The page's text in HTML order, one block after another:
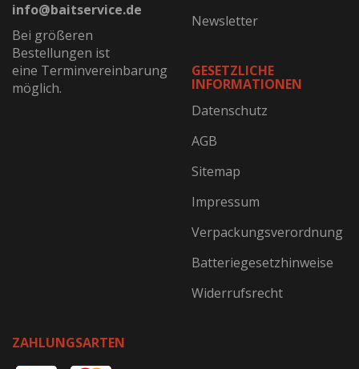
info@baitservice.de
Bei größeren
Bestellungen ist
eine Terminvereinbarung
möglich.
Newsletter
GESETZLICHE
INFORMATIONEN
Datenschutz
AGB
Sitemap
Impressum
Verpackungsverordnung
Batteriegesetzhinweise
Widerrufsrecht
ZAHLUNGSARTEN